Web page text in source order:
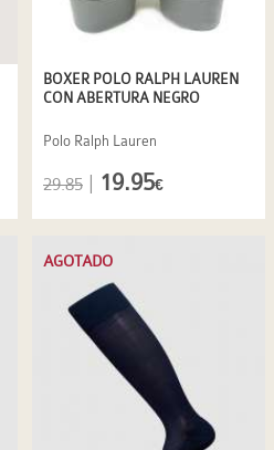
BOXER POLO RALPH LAUREN
CON ABERTURA NEGRO
Polo Ralph Lauren
29.85 19.95€
AGOTADO